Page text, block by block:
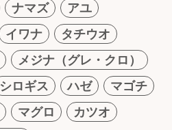
ナマズ
アユ
イワナ
タチウオ
メジナ（グレ・クロ）
シロギス ハゼ
マゴチ
マグロ
カツオ